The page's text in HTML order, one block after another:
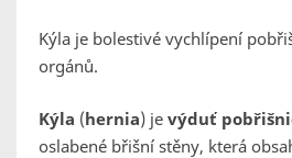
Kýla je bolestivé vychlípení
orgánů.
Kýla (hernia) je výduť
oslabené břišní stěny, která